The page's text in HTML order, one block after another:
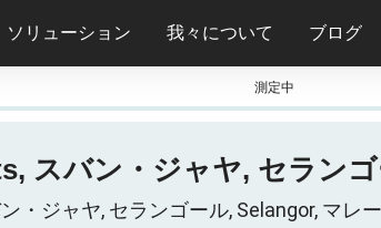
ソリューション 我々について ブログ
測定中
スバン・ジャヤ, セラン
・ジャヤ, セランゴール, Selangor, マレ